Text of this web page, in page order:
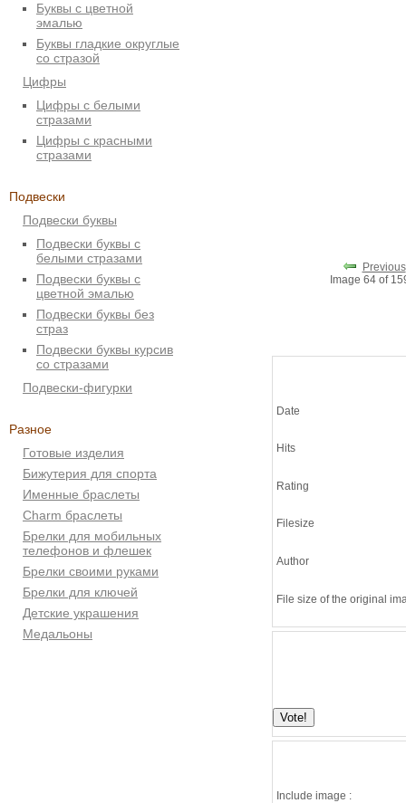
Буквы с цветной
эмалью
Буквы гладкие округлые
со стразой
Цифры
Цифры с белыми
стразами
Цифры с красными
стразами
Подвески
Подвески буквы
Подвески буквы с
белыми стразами
Подвески буквы с
цветной эмалью
Подвески буквы без
страз
Подвески буквы курсив
со стразами
Подвески-фигурки
Разное
Готовые изделия
Бижутерия для спорта
Именные браслеты
Charm браслеты
Брелки для мобильных
телефонов и флешек
Брелки своими руками
Брелки для ключей
Детские украшения
Медальоны
Previous
Image 64 of
Date
Hits
Rating
Filesize
Author
File size of the original
Include image :